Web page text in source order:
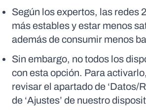
Según los expertos, las redes
más estables y estar menos
además de consumir menos
Sin embargo, no todos los
con esta opción. Para
revisar el apartado de ‘Datos/
de ‘Ajustes’ de nuestro